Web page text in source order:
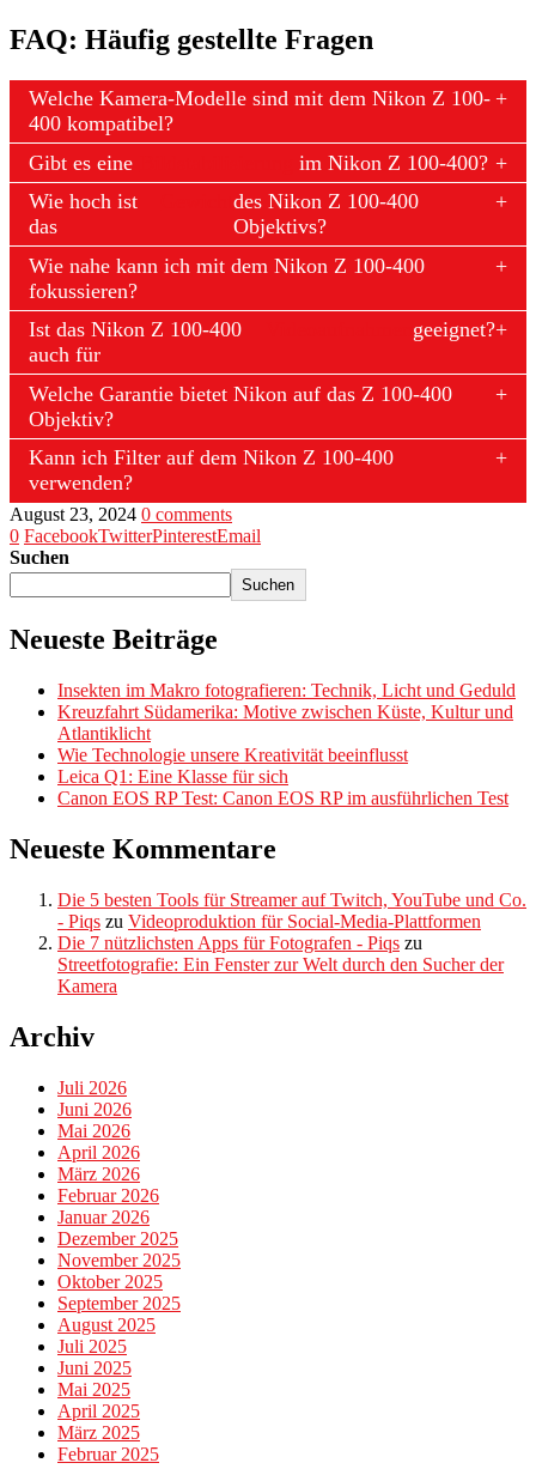
FAQ: Häufig gestellte Fragen
Welche Kamera-Modelle sind mit dem Nikon Z 100-
400 kompatibel?
Gibt es eine
im Nikon Z 100-400?
Wie hoch ist
das
Gewichtdes Nikon Z 100-400
Objektivs?
Wie nahe kann ich mit dem Nikon Z 100-400
fokussieren?
Ist das Nikon Z 100-400
auch für
geeignet?
Welche Garantie bietet Nikon auf das Z 100-400
Objektiv?
Kann ich Filter auf dem Nikon Z 100-400
verwenden?
August 23, 2024 0 comments
0 FacebookTwitterPinterestEmail
Suchen
Suchen
Neueste Beiträge
Insekten im Makro fotografieren: Technik, Licht und Geduld
Kreuzfahrt Südamerika: Motive zwischen Küste, Kultur und
Atlantiklicht
Wie Technologie unsere Kreativität beeinflusst
Leica Q1: Eine Klasse für sich
Canon EOS RP Test: Canon EOS RP im ausführlichen Test
Neueste Kommentare
Die 5 besten Tools für Streamer auf Twitch, YouTube und Co.
- Piqs zu Videoproduktion für Social-Media-Plattformen
Die 7 nützlichsten Apps für Fotografen - Piqs zu
Streetfotografie: Ein Fenster zur Welt durch den Sucher der
Kamera
Archiv
Juli 2026
Juni 2026
Mai 2026
April 2026
März 2026
Februar 2026
Januar 2026
Dezember 2025
November 2025
Oktober 2025
September 2025
August 2025
Juli 2025
Juni 2025
Mai 2025
April 2025
März 2025
Februar 2025